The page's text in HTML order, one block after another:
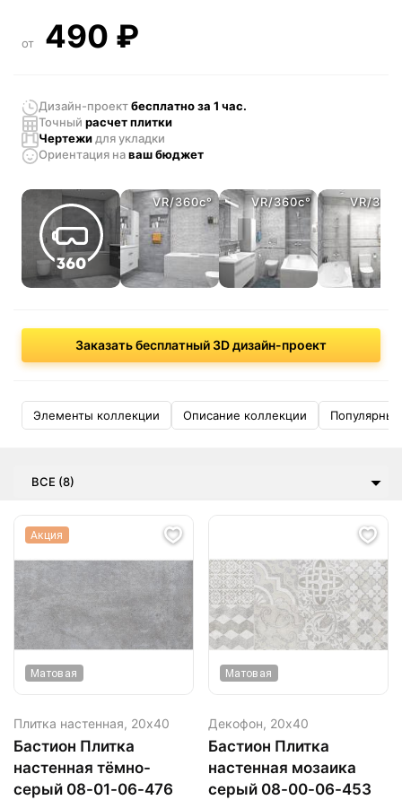
от 490 ₽
Дизайн-проектбесплатно за 1 час.
Точный расчет плитки
Чертежи для укладки
Ориентация наваш бюджет
VR/360c° VR/360c° VR/
Заказать бесплатный 3D дизайн-проект
Элементы коллекции Описание коллекции
ВСЕ (8)
Акция
Матовая
Плитка настенная, 20х40
Бастион Плитка
настенная тёмно-
серый 08-01-06-476
Матовая
Декофон, 20х40
Бастион Плитка
настенная мозаика
серый 08-00-06-453